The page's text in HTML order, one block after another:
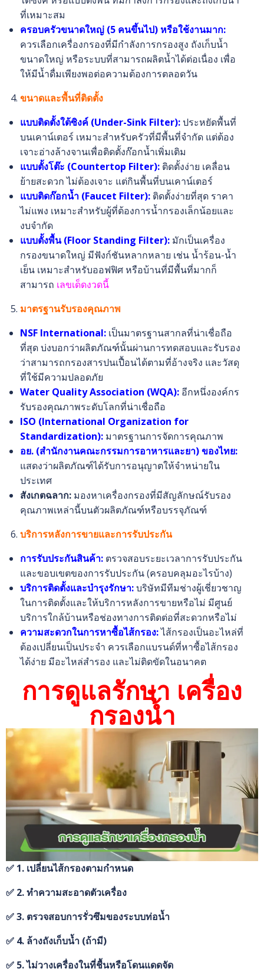
ที่เหมาะสม
ครอบครัวขนาดใหญ่ (5 คนขึ้นไป) หรือใช้งานมาก:
ควรเลือกเครื่องกรองที่มีกำลังการกรองสูง ถังเก็บน้ำ
ขนาดใหญ่ หรือระบบที่สามารถผลิตน้ำได้ต่อเนื่อง เพื่อ
ให้มีน้ำดื่มเพียงพอต่อความต้องการตลอดวัน
ขนาดและพื้นที่ติดตั้ง
แบบติดตั้งใต้ซิงค์ (Under-Sink Filter):ประหยัดพื้นที่
บนเคาน์เตอร์ เหมาะสำหรับครัวที่มีพื้นที่จำกัด แต่ต้อง
เจาะอ่างล้างจานเพื่อติดตั้งก๊อกน้ำเพิ่มเติม
แบบตั้งโต๊ะ (Countertop Filter): ติดตั้งง่าย เคลื่อน
ย้ายสะดวก ไม่ต้องเจาะ แต่กินพื้นที่บนเคาน์เตอร์
แบบติดก๊อกน้ำ (Faucet Filter): ติดตั้งง่ายที่สุด ราคา
ไม่แพง เหมาะสำหรับผู้ที่ต้องการน้ำกรองเล็กน้อยและ
งบจำกัด
แบบตั้งพื้น (Floor Standing Filter): มักเป็นเครื่อง
กรองขนาดใหญ่ มีฟังก์ชันหลากหลาย เช่น น้ำร้อน-น้ำ
เย็น เหมาะสำหรับออฟฟิศ หรือบ้านที่มีพื้นที่มากก็
สามารถ เลขเด็ดงวดนี้
มาตรฐานรับรองคุณภาพ
NSF International: เป็นมาตรฐานสากลที่น่าเชื่อถือ
ที่สุด บ่งบอกว่าผลิตภัณฑ์นั้นผ่านการทดสอบและรับรอง
ว่าสามารถกรองสารปนเปื้อนได้ตามที่อ้างจริง และวัสดุ
ที่ใช้มีความปลอดภัย
Water Quality Association (WQA): อีกหนึ่งองค์กร
รับรองคุณภาพระดับโลกที่น่าเชื่อถือ
ISO (International Organization for
Standardization): มาตรฐานการจัดการคุณภาพ
อย. (สำนักงานคณะกรรมการอาหารและยา) ของไทย:
แสดงว่าผลิตภัณฑ์ได้รับการอนุญาตให้จำหน่ายใน
ประเทศ
สังเกตฉลาก: มองหาเครื่องกรองที่มีสัญลักษณ์รับรอง
คุณภาพเหล่านี้บนตัวผลิตภัณฑ์หรือบรรจุภัณฑ์
บริการหลังการขายและการรับประกัน
การรับประกันสินค้า: ตรวจสอบระยะเวลาการรับประกัน
และขอบเขตของการรับประกัน (ครอบคลุมอะไรบ้าง)
บริการติดตั้งและบำรุงรักษา:บริษัทมีทีมช่างผู้เชี่ยวชาญ
ในการติดตั้งและให้บริการหลังการขายหรือไม่ มีศูนย์
บริการใกล้บ้านหรือช่องทางการติดต่อที่สะดวกหรือไม่
ความสะดวกในการหาซื้อไส้กรอง:ไส้กรองเป็นอะไหล่ที่
ต้องเปลี่ยนเป็นประจำ ควรเลือกแบรนด์ที่หาซื้อไส้กรอง
ได้ง่าย มีอะไหล่สำรอง และไม่ติดขัดในอนาคต
การดูแลรักษา เครื่อง
กรองน้ำ
✅ 1. เปลี่ยนไส้กรองตามกำหนด
✅ 2. ทำความสะอาดตัวเครื่อง
✅ 3. ตรวจสอบการรั่วซึมของระบบท่อน้ำ
✅ 4. ล้างถังเก็บน้ำ (ถ้ามี)
✅ 5. ไม่วางเครื่องในที่ชื้นหรือโดนแดดจัด